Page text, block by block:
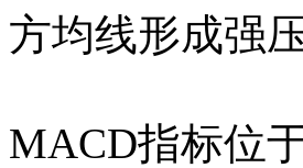
方均线形成强
MACD指标位